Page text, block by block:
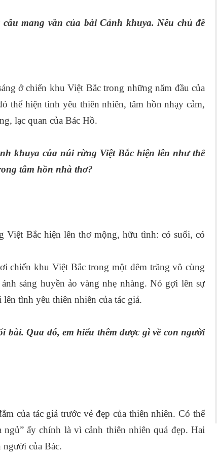
mang vần của bài Cảnh khuya. Nêu chủ đề
ở chiến khu Việt Bắc trong những năm đầu của
thể hiện tình yêu thiên nhiên, tâm hồn nhạy cảm,
lạc quan của Bác Hồ.
khuya của núi rừng Việt Bắc hiện lên như thế
tâm hồn nhà thơ?
Việt Bắc hiện lên thơ mộng, hữu tình: có suối, có
chiến khu Việt Bắc trong một đêm trăng vô cùng
sáng huyền ảo vàng nhẹ nhàng. Nó gợi lên sự
tình yêu thiên nhiên của tác giả.
Qua đó, em hiểu thêm được gì về con người
của tác giả trước vẻ đẹp của thiên nhiên. Có thể
ấy chính là vì cảnh thiên nhiên quá đẹp. Hai
người của Bác.